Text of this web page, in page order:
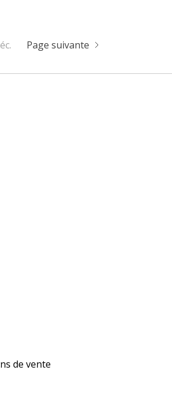
Page suivante
de vente